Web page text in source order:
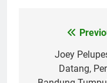
navigation
Joey
Datang,